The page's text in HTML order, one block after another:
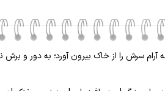
آرام سرش را از خاک بیرون آورد؛ به دور و